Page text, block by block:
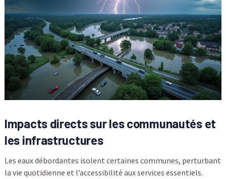
Impacts directs sur les communautés et
les infrastructures
Les eaux débordantes isolent certaines communes, perturbant
la vie quotidienne et l’accessibilité aux services essentiels.